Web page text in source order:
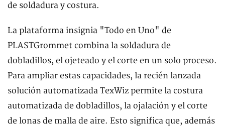
de soldadura y costura.
La plataforma insignia "Todo en Uno" de
PLASTGrommet combina la soldadura de
dobladillos, el ojeteado y el corte en un solo proceso.
Para ampliar estas capacidades, la recién lanzada
solución automatizada TexWiz permite la costura
automatizada de dobladillos, la ojalación y el corte
de lonas de malla de aire. Esto significa que, además